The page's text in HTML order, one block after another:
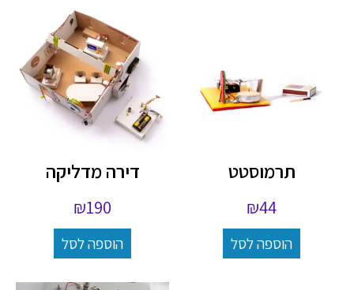
תרמוסטט
₪44
הוספה לסל
דירה מדליקה
₪190
הוספה לסל